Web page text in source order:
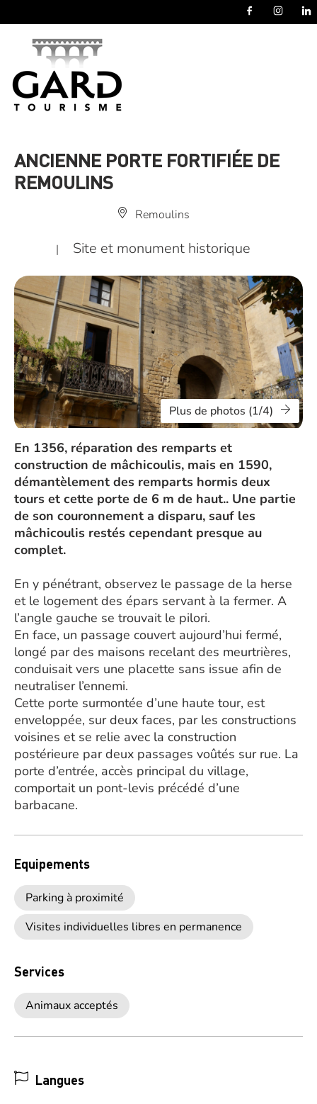
ANCIENNE PORTE FORTIFIÉE DE
REMOULINS
Remoulins
| Site et monument historique
Plus de photos (1/4)
En 1356, réparation des remparts et
construction de mâchicoulis, mais en 1590,
démantèlement des remparts hormis deux
tours et cette porte de 6 m de haut.. Une partie
de son couronnement a disparu, sauf les
mâchicoulis restés cependant presque au
complet.
En y pénétrant, observez le passage de la herse
et le logement des épars servant à la fermer. A
l’angle gauche se trouvait le pilori.
En face, un passage couvert aujourd’hui fermé,
longé par des maisons recelant des meurtrières,
conduisait vers une placette sans issue afin de
neutraliser l’ennemi.
Cette porte surmontée d’une haute tour, est
enveloppée, sur deux faces, par les constructions
voisines et se relie avec la construction
postérieure par deux passages voûtés sur rue. La
porte d’entrée, accès principal du village,
comportait un pont-levis précédé d’une
barbacane.
Equipements
Parking à proximité
Visites individuelles libres en permanence
Services
Animaux acceptés
Langues